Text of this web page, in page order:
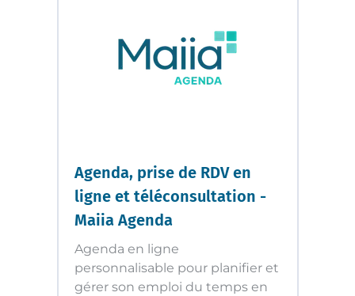
Agenda, prise de RDV en
ligne et téléconsultation -
Maiia Agenda
Agenda en ligne
personnalisable pour planifier et
gérer son emploi du temps en